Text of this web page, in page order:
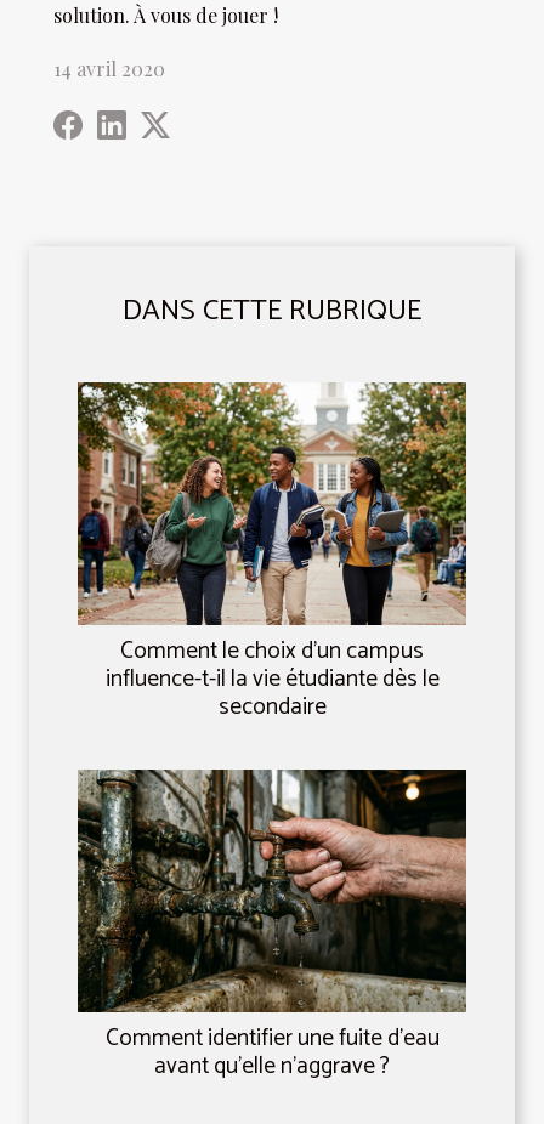
DANS CETTE RUBRIQUE
Comment le choix d’un campus
influence-t-il la vie étudiante dès le
secondaire
Comment identifier une fuite d'eau
avant qu'elle n'aggrave ?
solution. À vous de jouer !
14 avril 2020